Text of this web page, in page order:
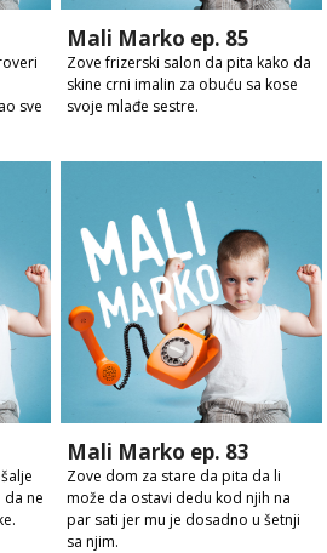
sve
Mali Marko ep. 85
Zove frizerski salon da pita kako da
skine crni imalin za obuću sa kose
svoje mlađe sestre.
da ne
Mali Marko ep. 83
Zove dom za stare da pita da li
može da ostavi dedu kod njih na
par sati jer mu je dosadno u šetnji
sa njim.